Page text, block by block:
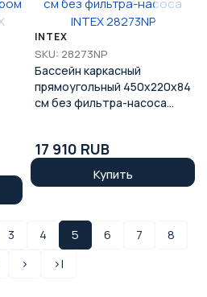
INTEX
SKU: 28273NP
Бассейн каркасный
прямоугольный 450x220x84
см без фильтра-насоса
17 910 RUB
Купить
3 4 5 6 7
8
> >|